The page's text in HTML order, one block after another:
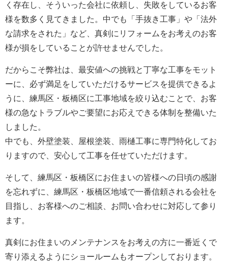
く存在し、そういった会社に依頼し、失敗をしているお客
様を数多く見てきました。中でも「手抜き工事」や「法外
な請求をされた」など、真剣にリフォームをお考えのお客
様が損をしていることが許せませんでした。
だからこそ弊社は、最安値への挑戦と丁寧な工事をモット
ーに、必ず満足をしていただけるサービスを提供できるよ
うに、練馬区・板橋区に工事地域を絞り込むことで、お客
様の急なトラブルやご要望にお応えできる体制を整備いた
しました。
中でも、外壁塗装、屋根塗装、雨樋工事に専門特化してお
りますので、安心して工事を任せていただけます。
そして、練馬区・板橋区にお住まいの皆様への日頃の感謝
を忘れずに、練馬区・板橋区地域で一番信頼される会社を
目指し、お客様へのご相談、お問い合わせに対応して参り
ます。
真剣にお住まいのメンテナンスをお考えの方に一番近くで
寄り添えるようにショールームもオープンしております。